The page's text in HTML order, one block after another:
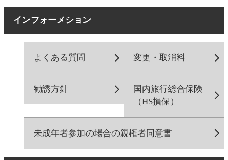
インフォーメション
よくある質問 変更・取消料
勧誘方針
国内旅行総合保険
（HS損保）
未成年者参加の場合の親権者同意書